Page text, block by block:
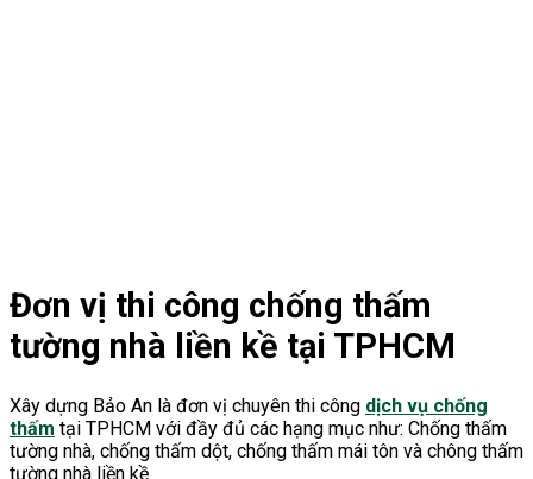
Đơn vị thi công chống thấm
tường nhà liền kề tại TPHCM
Xây dựng Bảo An là đơn vị chuyên thi công dịch vụ chống
thấm tại TPHCM với đầy đủ các hạng mục như: Chống thấm
tường nhà, chống thấm dột, chống thấm mái tôn và chông thấm
tường nhà liền kề